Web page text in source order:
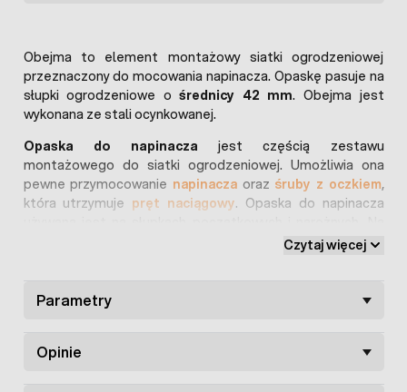
Obejma to element montażowy siatki ogrodzeniowej
przeznaczony do mocowania napinacza. Opaskę pasuje na
słupki ogrodzeniowe ośrednicy 42 mm. Obejma jest
wykonana ze stali ocynkowanej.
Opaska do napinacza jest częścią zestawu
montażowego do siatki ogrodzeniowej. Umożliwia ona
pewne przymocowanie napinaczaoraz śruby z oczkiem,
która utrzymuje pręt naciągowy. Opaska do napinacza
słupkach początkowych na opasce umieszcza się jeden
dwóch napinaczy.
Czytaj więcej
Parametry
Opinie